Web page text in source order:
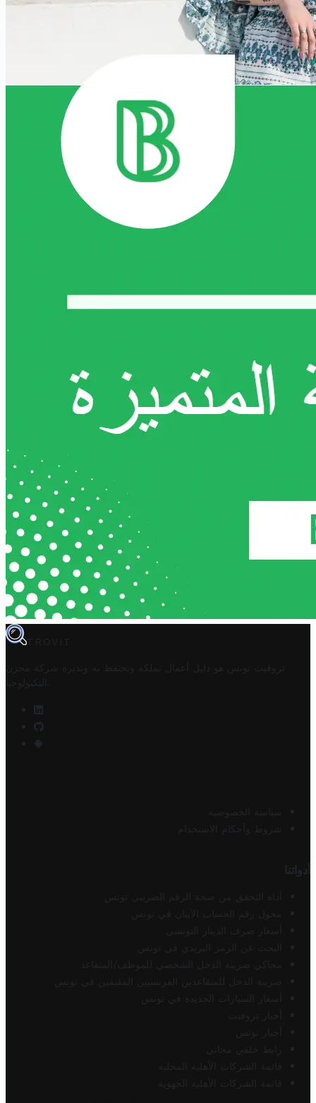
TROVIT
تروفيت تونس هو دليل أعمال تملكه وتحتفظ به وتديره
شركة مخزن
التكنولوجيا
سياسة الخصوصية
شروط وأحكام الاستخدام
أدواتنا
أداة التحقق من صحة الرقم الضريبي تونس
محول رقم الحساب الآيبان في تونس
أسعار صرف الدينار التونسي
البحث عن الرمز البريدي في تونس
محاكي ضريبة الدخل الشخصي للموظف/المتقاعد
ضريبة الدخل للمتقاعدين الفرنسيين المقيمين في تونس
أسعار السيارات الجديدة في تونس
أخبار تروفيت
أخبار تونس
رابط خلفي مجاني
قائمة الشركات الأهلية المحلية
قائمة الشركات الأهلية الجهوية